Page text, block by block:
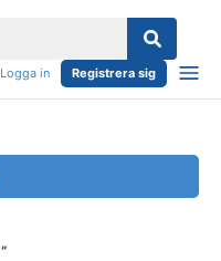
Logga in Registrera sig